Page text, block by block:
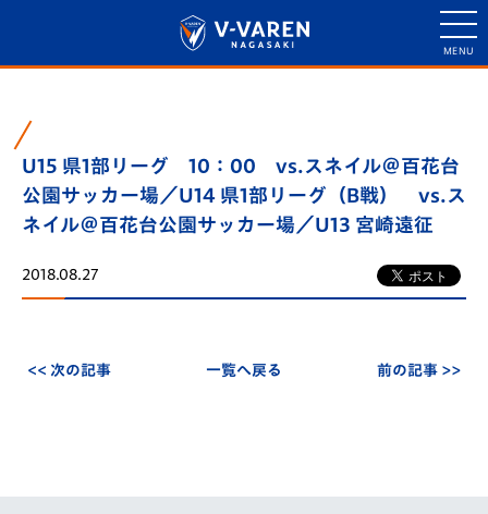
U15 県1部リーグ 10：00 vs.スネイル＠百花台
公園サッカー場／U14 県1部リーグ（B戦） vs.ス
ネイル＠百花台公園サッカー場／U13 宮崎遠征
2018.08.27
<< 次の記事 一覧へ戻る 前の記事 >>